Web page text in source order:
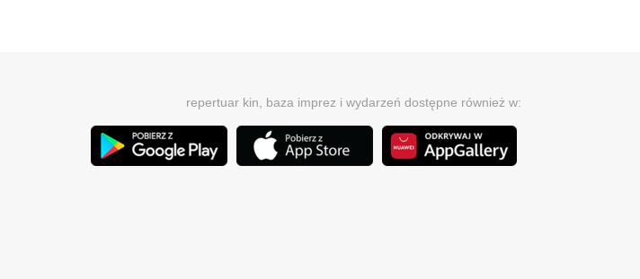
repertuar kin, baza imprez i wydarzeń dostępne również w: